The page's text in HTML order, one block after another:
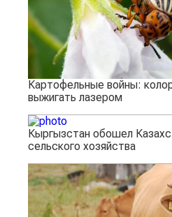
Картофельные войны:
выжигать лазером
Кыргызстан обошел
сельского хозяйства